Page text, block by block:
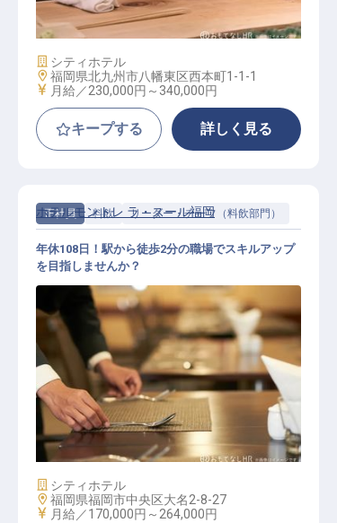
施設業態
シティホテル
勤務地
福岡県北九州市八幡東区西本町1-1-1
給与
月給／230,000円～ 340,000円
キープする 詳しく見る
正社員 料飲 リーダー・チーフ（料飲部門）
料飲（マネージャー、キャプテン、
チーフクラス）
ホテルモントレ ラ・スール福岡
年休108日！駅から徒歩2分の職場でスキルアップ
を目指しませんか？
施設業態
シティホテル
勤務地
福岡県福岡市中央区大名2-8-27
給与
月給／170,000円～ 264,000円